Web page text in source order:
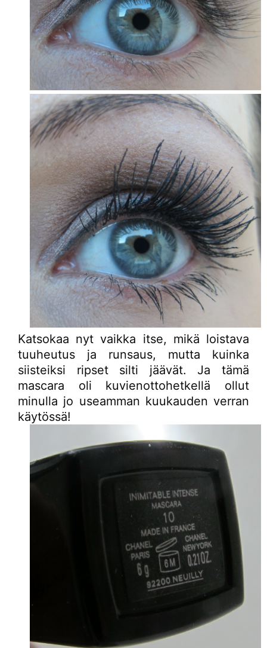
Katsokaa nyt vaikka itse, mikä loistava
tuuheutus ja runsaus, mutta kuinka
siisteiksi ripset silti jäävät. Ja tämä
mascara oli kuvienottohetkellä ollut
minulla jo useamman kuukauden verran
käytössä!